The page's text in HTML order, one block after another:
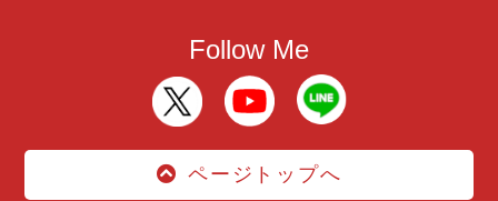
Follow Me
ページトップへ